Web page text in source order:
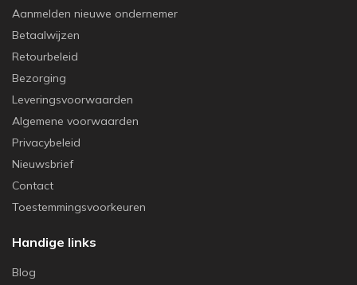
Aanmelden nieuwe ondernemer
Betaalwijzen
Retourbeleid
Bezorging
Leveringsvoorwaarden
Algemene voorwaarden
Privacybeleid
Nieuwsbrief
Contact
Toestemmingsvoorkeuren
Handige links
Blog